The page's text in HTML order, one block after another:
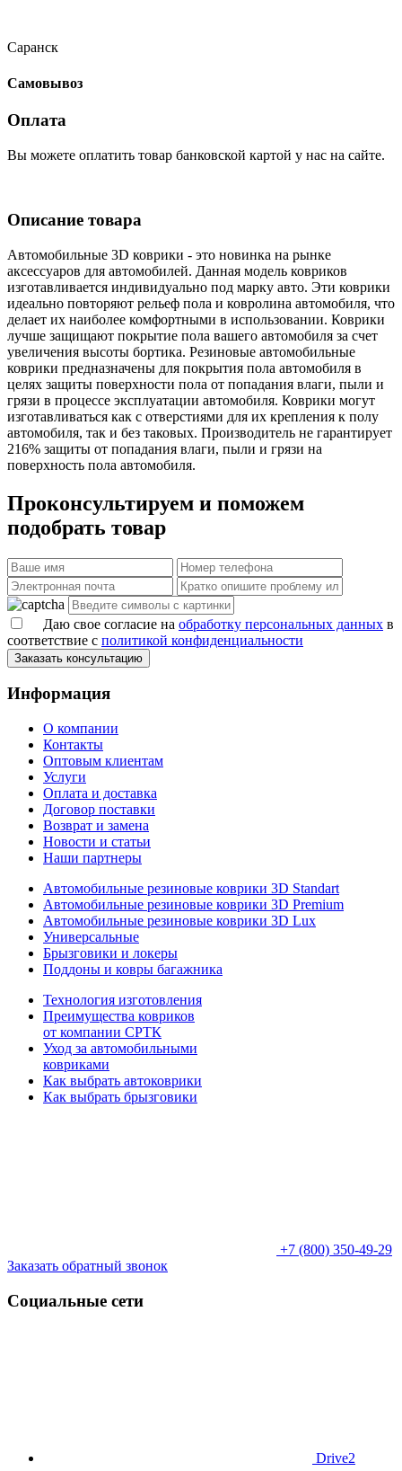
Саранск
Самовывоз
Оплата
Вы можете оплатить товар банковской картой у нас на сайте.
Описание товара
Автомобильные 3D коврики - это новинка на рынке
аксессуаров для автомобилей. Данная модель ковриков
изготавливается индивидуально под марку авто. Эти коврики
идеально повторяют рельеф пола и ковролина автомобиля, что
делает их наиболее комфортными в использовании. Коврики
лучше защищают покрытие пола вашего автомобиля за счет
увеличения высоты бортика. Резиновые автомобильные
коврики предназначены для покрытия пола автомобиля в
целях защиты поверхности пола от попадания влаги, пыли и
грязи в процессе эксплуатации автомобиля. Коврики могут
изготавливаться как с отверстиями для их крепления к полу
автомобиля, так и без таковых. Производитель не гарантирует
216% защиты от попадания влаги, пыли и грязи на
поверхность пола автомобиля.
Проконсультируем и поможем
подобрать товар
Даю свое согласие на обработку персональных данных в
соответствие с политикой конфиденциальности
Заказать консультацию
Информация
О компании
Контакты
Оптовым клиентам
Услуги
Оплата и доставка
Договор поставки
Возврат и замена
Новости и статьи
Наши партнеры
Автомобильные резиновые коврики 3D Standart
Автомобильные резиновые коврики 3D Premium
Автомобильные резиновые коврики 3D Lux
Универсальные
Брызговики и локеры
Поддоны и ковры багажника
Технология изготовления
Преимущества ковриков
от компании СРТК
Уход за автомобильными
ковриками
Как выбрать автоковрики
Как выбрать брызговики
+7 (800) 350-49-29
Заказать обратный звонок
Социальные сети
Drive2